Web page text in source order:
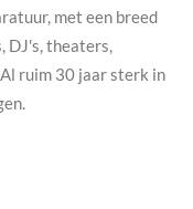
met een breed
DJ's, theaters,
ruim 30 jaar sterk in